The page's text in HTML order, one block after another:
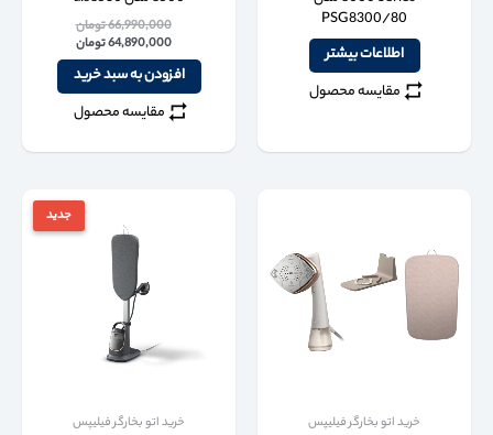
PSG8300/80
اطلاعات بیشتر
مقایسه محصول
66,990,000تومان
64,890,000تومان
افزودن به سبد خرید
مقایسه محصول
خرید اتو بخارگر فیلیپس
جدید
خرید اتو بخارگر فیلیپس